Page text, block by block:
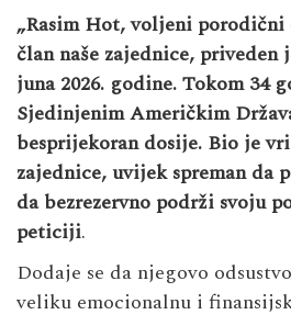
„Rasim Hot, voljeni
član naše zajednice, priveden
juna 2026. godine. Tokom 34
Sjedinjenim Američkim
besprijekoran dosije. Bio je
zajednice, uvijek spreman da
da bezrezervno podrži svoju
peticiji.
Dodaje se da njegovo
veliku emocionalnu i